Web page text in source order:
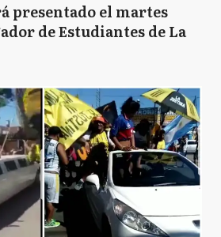
presentado el martes
de Estudiantes de La